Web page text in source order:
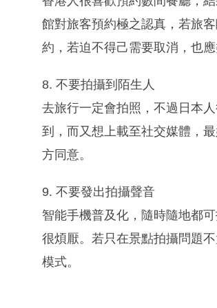
館對旅客預約極之認真，若旅
約，若迫不得己需要取消，也應
8. 不要拍攝到陌生人
去旅行一定會拍照，不過日本
到，而又想上載至社交媒體，
方同意。
9. 不要發出拍攝聲音
智能手機普及化，隨時隨地都
很煩厭。若只在景點拍攝問題
模式。